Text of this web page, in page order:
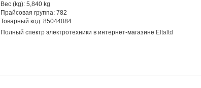
Вес (kg): 5,840 kg
Прайсовая группа: 782
Товарный код: 85044084
Полный спектр электротехники в интернет-магазине Eltaltd